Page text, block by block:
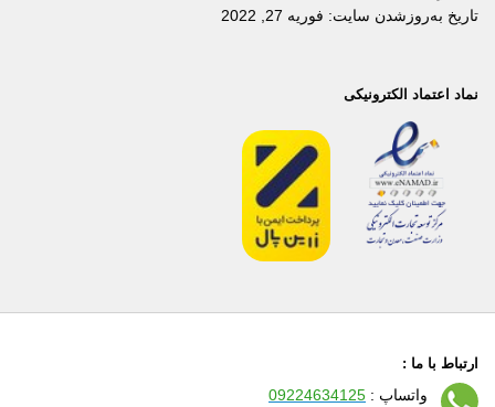
تاریخ به‌روزشدن سایت: فوریه 27, 2022
نماد اعتماد الکترونیکی
ارتباط با ما :
واتساپ : 09224634125